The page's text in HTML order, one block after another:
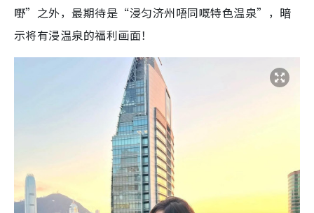
嘢”之外，最期待是“浸匀济州唔同嘅特色温泉”，暗
示将有浸温泉的福利画面！